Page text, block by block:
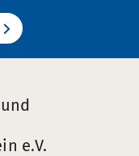
e.V.